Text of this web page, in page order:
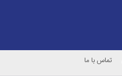
تماس با ما